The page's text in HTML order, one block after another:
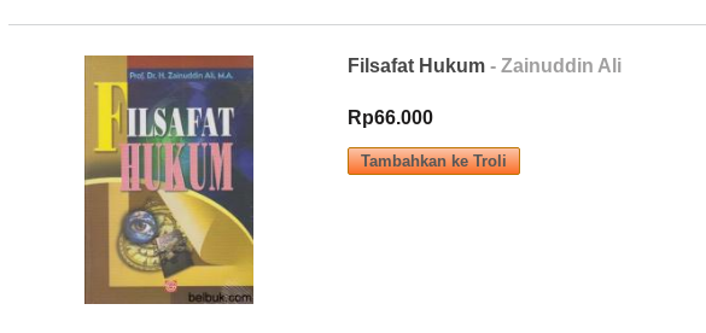
Filsafat Hukum - Zainuddin Ali
Rp66.000